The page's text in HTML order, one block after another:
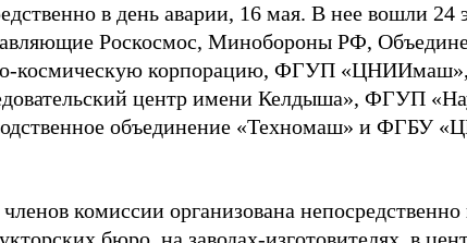
в день аварии, 16 мая. В нее вошли 24
Роскосмос, Минобороны РФ,
космическую корпорацию, ФГУП
центр имени Келдыша», ФГУП
объединение «Техномаш» и ФГБУ
комиссии организована непосредственно